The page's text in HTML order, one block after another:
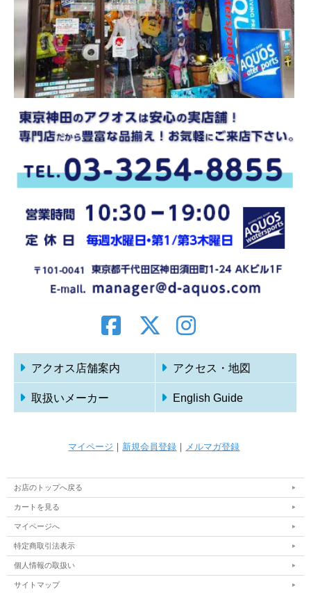
アクオス店舗案内 アクセス・地図
取扱いメーカー English Guide
マイページ ｜ 新規会員登録 ｜ メルマガ登録
お店のトップへ戻る
カートを見る
マイページへ
特定商取引法表示
個人情報の取扱い
サイトマップ